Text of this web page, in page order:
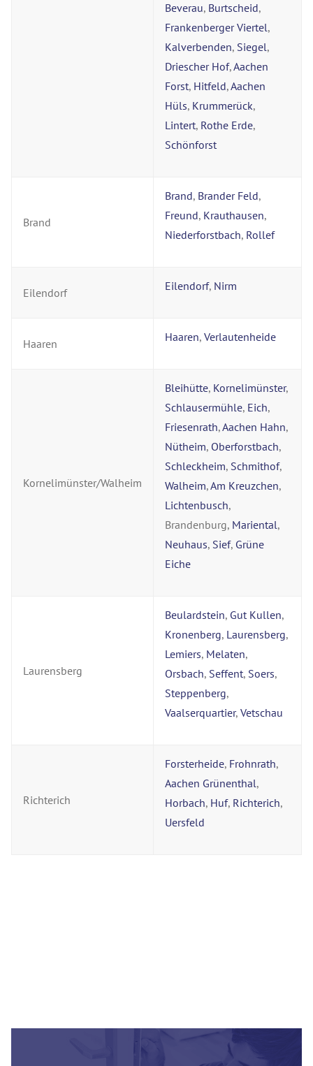
Beverau, Burtscheid,
Frankenberger Viertel,
Kalverbenden, Siegel,
Driescher Hof,Aachen
Forst, Hitfeld,Aachen
Hüls, Krummerück,
Lintert, Rothe Erde,
Schönforst
Brand
Brand, Brander Feld,
Freund, Krauthausen,
Niederforstbach, Rollef
Eilendorf Eilendorf, Nirm
Haaren Haaren, Verlautenheide
Kornelimünster/Walheim
Bleihütte, Kornelimünster,
Schlausermühle, Eich,
Friesenrath,Aachen Hahn,
Nütheim, Oberforstbach,
Schleckheim, Schmithof,
Walheim,Am Kreuzchen,
Lichtenbusch,
Brandenburg, Mariental,
Neuhaus, Sief, Grüne
Eiche
Laurensberg
Beulardstein, Gut Kullen,
Kronenberg, Laurensberg,
Lemiers, Melaten,
Orsbach, Seffent, Soers,
Steppenberg,
Vaalserquartier, Vetschau
Richterich
Forsterheide, Frohnrath,
Aachen Grünenthal,
Horbach, Huf, Richterich,
Uersfeld